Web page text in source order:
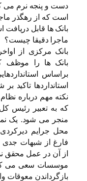
دست و پنجه نرم می
است که از رهگذر
بانک ها قابل
ماجرا دقیقا چیست؟
بانک مرکزی از
بانک ها را موظف
استانداردها تاکید
نکته مهم درباره
که به تعبیر رئیس
منجر می شود. یک
محل جرایم
فارغ از شبهات
از آن در عمل محقق
موسسات سعی می
بازگرداندن معوقات